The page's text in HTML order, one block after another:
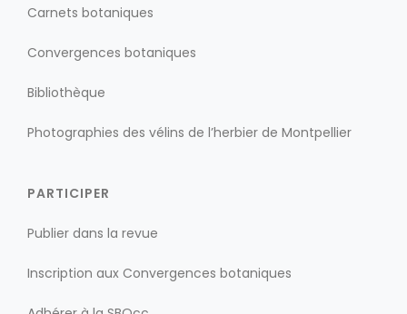
Carnets botaniques
Convergences botaniques
Bibliothèque
Photographies des vélins de l’herbier de Montpellier
PARTICIPER
Publier dans la revue
Inscription aux Convergences botaniques